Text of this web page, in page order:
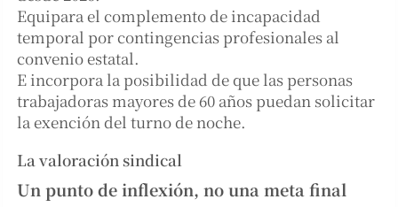
Equipara el complemento de incapacidad
temporal por contingencias profesionales al
convenio estatal.
E incorpora la posibilidad de que las personas
trabajadoras mayores de 60 años puedan solicitar
la exención del turno de noche.
La valoración sindical
Un punto de inflexión, no una meta final